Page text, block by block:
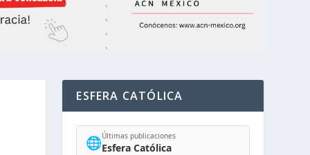
ESFERA CATÓLICA
🌐Últimas publicaciones
Esfera Católica